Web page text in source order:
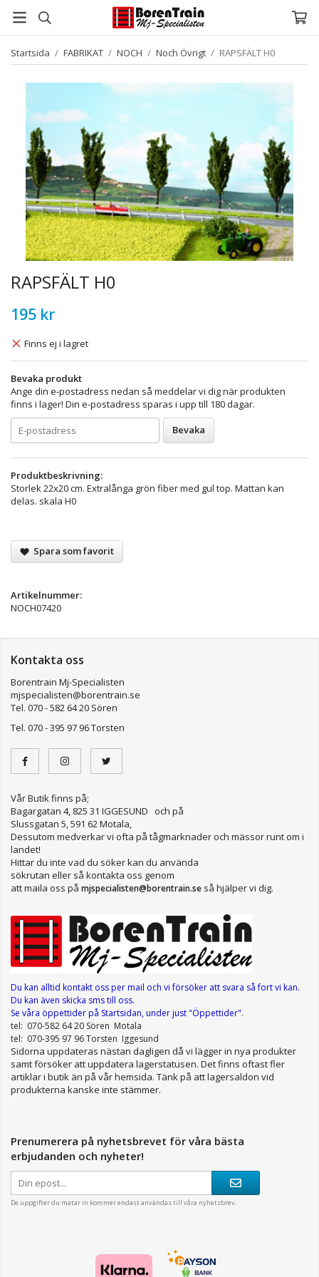
Startsida / FABRIKAT / NOCH / Noch Övrigt / RAPSFÄLT H0
RAPSFÄLT H0
195 kr
Finns ej i lagret
Bevaka produkt
Ange din e-postadress nedan så meddelar vi dig när produkten
finns i lager! Din e-postadress sparas i upp till 180 dagar.
Bevaka
Produktbeskrivning:
Storlek 22x20 cm. Extralånga grön fiber med gul top. Mattan kan
delas. skala H0
Spara som favorit
Artikelnummer:
NOCH07420
Kontakta oss
Borentrain Mj-Specialisten
mjspecialisten@borentrain.se
Tel. 070 - 582 64 20 Sören
Tel. 070 - 395 97 96 Torsten
Vår Butik finns på;
Bagargatan 4, 825 31 IGGESUND och på
Slussgatan 5, 591 62 Motala,
Dessutom medverkar vi ofta på tågmarknader och mässor runt om i
landet!
Hittar du inte vad du söker kan du använda
sökrutan eller så kontakta oss genom
att maila oss på mjspecialisten@borentrain.se så hjälper vi dig.
Du kan alltid kontakt oss per mail och vi försöker att svara så fort vi kan.
Du kan även skicka sms till oss.
Se våra öppettiderpå Startsidan, under just "Öppettider".
tel: 070-582 64 20 Sören Motala
tel: 070-395 97 96 Torsten Iggesund
Sidorna uppdateras nästan dagligen då vi lägger in nya produkter
samt försöker att uppdatera lagerstatusen. Det finns oftast fler
artiklar i butik än på vår hemsida. Tänk på att lagersaldon vid
produkterna kanske inte stämmer.
Prenumerera på nyhetsbrevet för våra bästa
erbjudanden och nyheter!
De uppgifter du matar in kommer endast användas till våra nyhetsbrev.